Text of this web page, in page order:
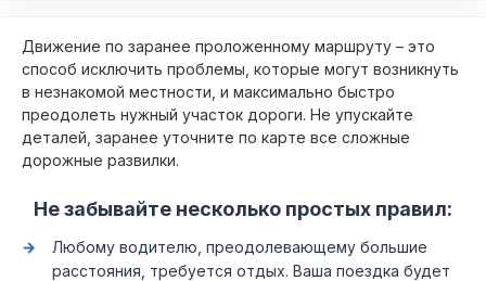
Движение по заранее проложенному маршруту – это
способ исключить проблемы, которые могут возникнуть
в незнакомой местности, и максимально быстро
преодолеть нужный участок дороги. Не упускайте
деталей, заранее уточните по карте все сложные
дорожные развилки.
Не забывайте несколько простых правил:
Любому водителю, преодолевающему большие
расстояния, требуется отдых. Ваша поездка будет